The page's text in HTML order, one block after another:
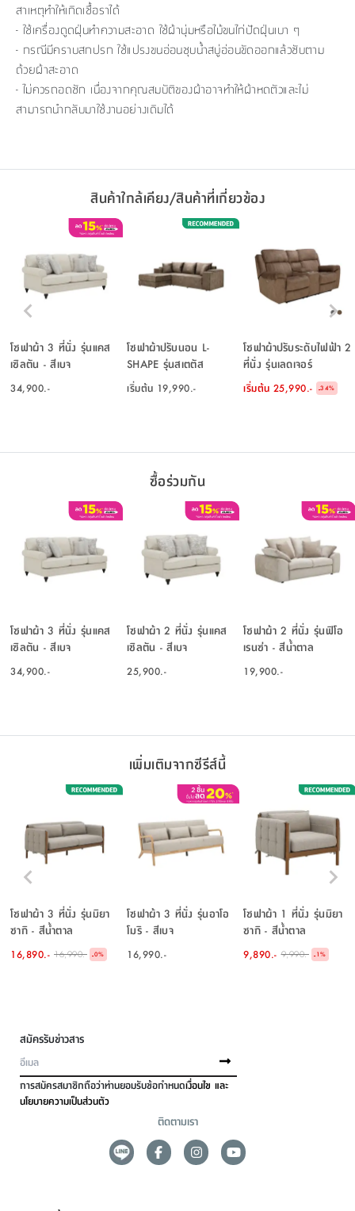
สาเหตุทำให้เกิดเชื้อราได้
- ใช้เครื่องดูดฝุ่นทำความสะอาด ใช้ผ้านุ่มหรือไม้ขนไก่ปัดฝุ่นเบา ๆ
- กรณีมีคราบสกปรก ใช้แปรงขนอ่อนชุบน้ำสบู่อ่อนขัดออกแล้วซับตาม
ด้วยผ้าสะอาด
- ไม่ควรถอดซัก เนื่องจากคุณสมบัติของผ้าอาจทำให้ผ้าหดตัวและไม่
สามารถนำกลับมาใช้งานอย่างเดิมได้
สินค้าใกล้เคียง/สินค้าที่เกี่ยวข้อง
โซฟาผ้า 3 ที่นั่ง รุ่นแคส
เซิลตัน - สีเบจ
34,900.-
โซฟาผ้าปรับนอน L-
SHAPE รุ่นสเตตัส
เริ่มต้น 19,990.-
โซฟาผ้าปรับระดับไฟฟ้า 2
ที่นั่ง รุ่นเลดเจอร์
เริ่มต้น 25,990.- -34%
ซื้อร่วมกัน
โซฟาผ้า 3 ที่นั่ง รุ่นแคส
เซิลตัน - สีเบจ
34,900.-
โซฟาผ้า 2 ที่นั่ง รุ่นแคส
เซิลตัน - สีเบจ
25,900.-
โซฟาผ้า 2 ที่นั่ง รุ่นฟิโอ
เรนซ่า - สีน้ำตาล
19,900.-
เพิ่มเติมจากซีรีส์นี้
โซฟาผ้า 3 ที่นั่ง รุ่นมิยา
ซากิ - สีน้ำตาล
16,890.- 16,990.- -0%
โซฟาผ้า 3 ที่นั่ง รุ่นอาโอ
โมริ - สีเบจ
16,990.-
โซฟาผ้า 1 ที่นั่ง รุ่นมิยา
ซากิ - สีน้ำตาล
9,890.- 9,990.- -1%
สมัครรับข่าวสาร
การสมัครสมาชิกถือว่าท่านยอมรับข้อกำหนดเงื่อนไข และ
นโยบายความเป็นส่วนตัว
ติดตามเรา